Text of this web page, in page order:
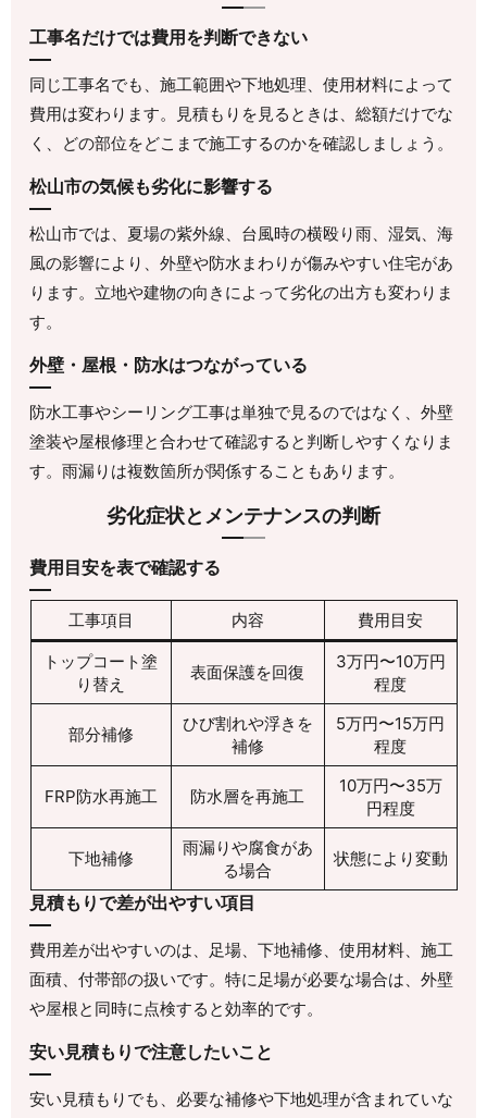
工事名だけでは費用を判断できない
同じ工事名でも、施工範囲や下地処理、使用材料によって
費用は変わります。見積もりを見るときは、総額だけでな
く、どの部位をどこまで施工するのかを確認しましょう。
松山市の気候も劣化に影響する
松山市では、夏場の紫外線、台風時の横殴り雨、湿気、海
風の影響により、外壁や防水まわりが傷みやすい住宅があ
ります。立地や建物の向きによって劣化の出方も変わりま
す。
外壁・屋根・防水はつながっている
防水工事やシーリング工事は単独で見るのではなく、外壁
塗装や屋根修理と合わせて確認すると判断しやすくなりま
す。雨漏りは複数箇所が関係することもあります。
劣化症状とメンテナンスの判断
費用目安を表で確認する
工事項目 内容
費用目安
トップコート塗
り替え
表面保護を回復
3万円〜10万円
程度
部分補修
ひび割れや浮きを
補修
5万円〜15万円
程度
FRP防水再施工 防水層を再施工
10万円〜35万
円程度
下地補修
雨漏りや腐食があ
る場合
状態により変動
見積もりで差が出やすい項目
費用差が出やすいのは、足場、下地補修、使用材料、施工
面積、付帯部の扱いです。特に足場が必要な場合は、外壁
や屋根と同時に点検すると効率的です。
安い見積もりで注意したいこと
安い見積もりでも、必要な補修や下地処理が含まれていな